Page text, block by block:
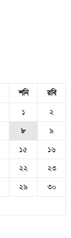
শনি রবি
১
২
৮
৯
১৫
১৬
২২
২৩
২৯
৩০